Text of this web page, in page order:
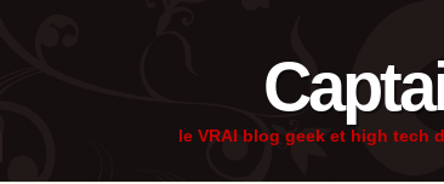
le VRAI blog geek et high tech